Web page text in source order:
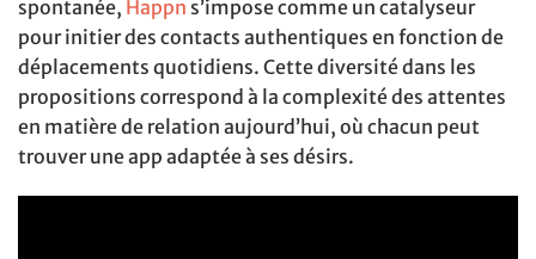
spontanée, Happn s’impose comme un catalyseur
pour initier des contacts authentiques en fonction de
déplacements quotidiens. Cette diversité dans les
propositions correspond à la complexité des attentes
en matière de relation aujourd’hui, où chacun peut
trouver une app adaptée à ses désirs.